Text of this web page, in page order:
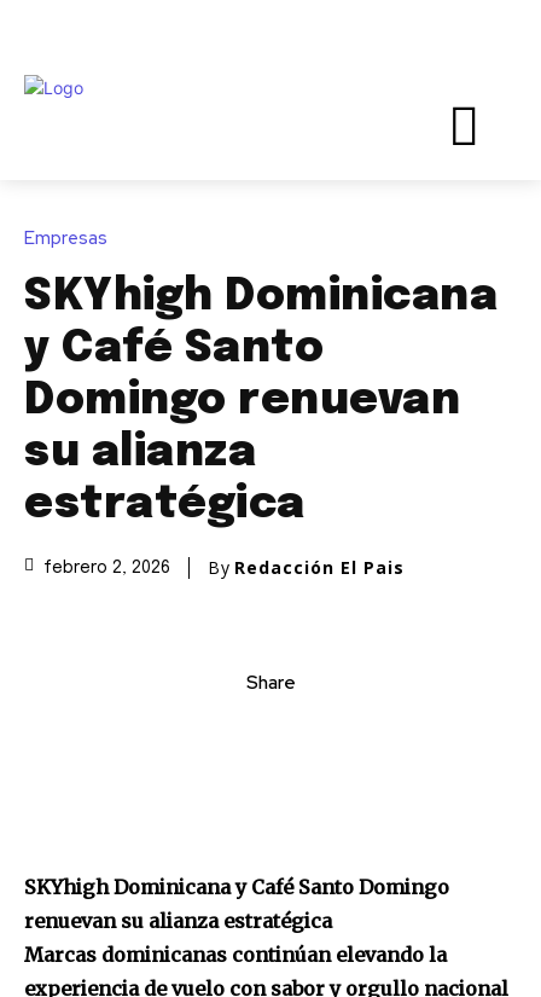
Empresas
SKYhigh Dominicana
y Café Santo
Domingo renuevan
su alianza
estratégica
febrero 2, 2026 By Redacción El Pais
Share
SKYhigh Dominicana y Café Santo Domingo
renuevan su alianza estratégica
Marcas dominicanas continúan elevando la
experiencia de vuelo con sabor y orgullo nacional